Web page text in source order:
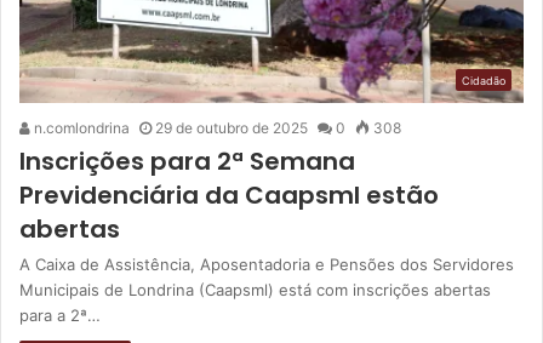
Cidadão
n.comlondrina 29 de outubro de 2025 0 308
Inscrições para 2ª Semana
Previdenciária da Caapsml estão
abertas
A Caixa de Assistência, Aposentadoria e Pensões dos Servidores
Municipais de Londrina (Caapsml) está com inscrições abertas
para a 2ª…